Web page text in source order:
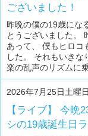
ございました！
昨晩の僕の19歳にな
とうございました。
あって、 僕もヒロコ
した。 それもいき
楽の乱声のリズムに
2026年7月25日土曜日
【ライブ】 今晩
シの19歳誕生日